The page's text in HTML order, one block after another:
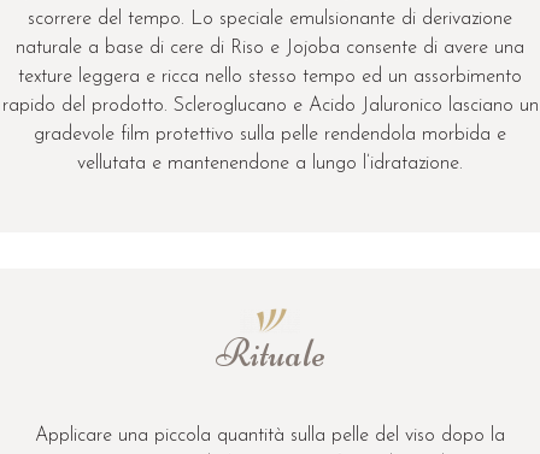
scorrere del tempo. Lo speciale emulsionante di derivazione
naturale a base di cere di Riso e Jojoba consente di avere una
texture leggera e ricca nello stesso tempo ed un assorbimento
rapido del prodotto. Scleroglucano e Acido Jaluronico lasciano un
gradevole film protettivo sulla pelle rendendola morbida e
vellutata e mantenendone a lungo l’idratazione.
Rituale
Applicare una piccola quantità sulla pelle del viso dopo la